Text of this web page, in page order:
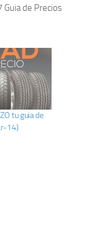
de Precios
tu guia de
14)